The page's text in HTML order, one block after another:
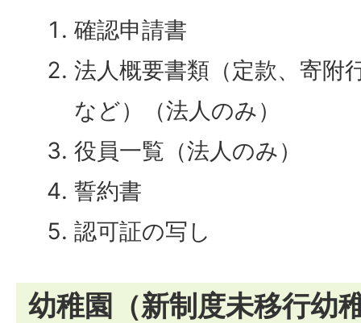
確認申請書
法人概要書類（定款、寄附
など）（法人のみ）
役員一覧（法人のみ）
誓約書
認可証の写し
幼稚園（新制度未移行幼